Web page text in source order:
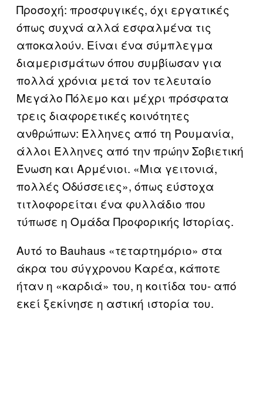
Προσοχή: προσφυγικές, όχι εργατικές
όπως συχνά αλλά εσφαλμένα τις
αποκαλούν. Είναι ένα σύμπλεγμα
διαμερισμάτων όπου συμβίωσαν για
πολλά χρόνια μετά τον τελευταίο
Μεγάλο Πόλεμο και μέχρι πρόσφατα
τρεις διαφορετικές κοινότητες
ανθρώπων: Έλληνες από τη Ρουμανία,
άλλοι Έλληνες από την πρώην Σοβιετική
Ένωση και Αρμένιοι. «Μια γειτονιά,
πολλές Οδύσσειες», όπως εύστοχα
τιτλοφορείται ένα φυλλάδιο που
τύπωσε η Ομάδα Προφορικής Ιστορίας.
Αυτό το Bauhaus «τεταρτημόριο» στα
άκρα του σύγχρονου Καρέα, κάποτε
ήταν η «καρδιά» του, η κοιτίδα του- από
εκεί ξεκίνησε η αστική ιστορία του.